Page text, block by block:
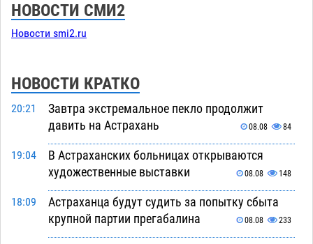
НОВОСТИ СМИ2
Новости smi2.ru
НОВОСТИ КРАТКО
20:21
Завтра экстремальное пекло продолжит
давить на Астрахань
08.08 84
19:04
В Астраханских больницах открываются
художественные выставки
08.08 148
18:09
Астраханца будут судить за попытку сбыта
крупной партии прегабалина
08.08 233